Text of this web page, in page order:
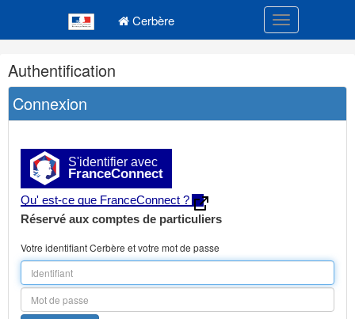
Cerbère Toggle
Navigation
et
outils
annexes
Authentification
Connexion
S'identifier avec
FranceConnect
Qu' est-ce que FranceConnect ?
Réservé aux comptes de particuliers
Votre identifiant Cerbère et votre mot de passe